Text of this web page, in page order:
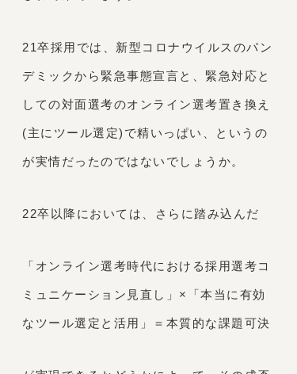
21卒採用では、新型コロナウイルスのパン
デミックから緊急事態宣言と、緊急対応と
しての対面選考のオンライン選考置き換え
(主にツール選定)で精いっぱい、というの
が実情だったのではないでしょうか。
22卒以降においては、さらに踏み込んだ
「オンライン選考時代における採用選考コ
ミュニケーション見直し」×「本当に有効
なツール選定と活用」＝本質的な課題可決